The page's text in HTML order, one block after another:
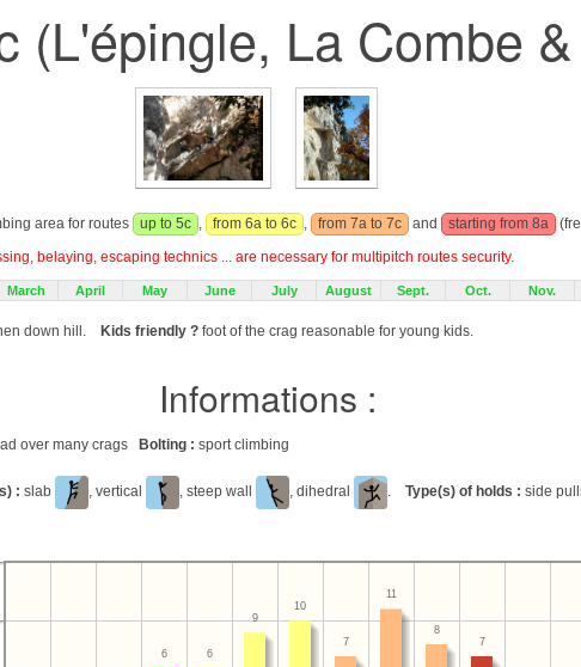
(L'épingle, La Combe
area for routes up to 5c , from 6a to 6c , from 7a to 7c and starting from 8a
belaying, escaping technics ... are necessary for multipitch routes security.
March April May June July August Sept. Oct. Nov.
down hill. Kids friendly ? foot of the crag reasonable for young kids.
Informations :
over many crags Bolting : sport climbing
: slab , vertical , steep wall , dihedral . Type(s) of holds : side
7
8
11
7
10
9
6
6